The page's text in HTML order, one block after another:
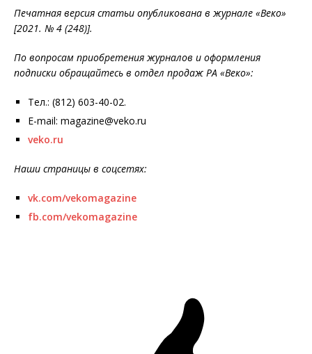
Печатная версия статьи опубликована в журнале «Веко»
[2021. № 4 (248)].
По вопросам приобретения журналов и оформления
подписки обращайтесь в отдел продаж РА «Веко»:
Тел.: (812) 603-40-02.
E-mail: magazine@veko.ru
veko.ru
Наши страницы в соцсетях:
vk.com/vekomagazine
fb.com/vekomagazine